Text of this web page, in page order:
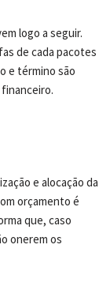
logo a seguir.
de cada pacotes
e término são
e alocação da
orçamento é
que, caso
onerem os